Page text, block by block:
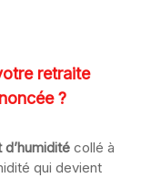
retraite
?
collé à
qui devient